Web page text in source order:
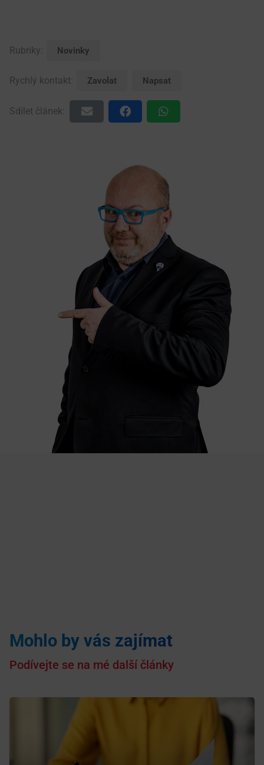
Rubriky: Novinky
Rychlý kontakt: Zavolat Napsat
Sdílet článek:
Mohlo by vás zajímat
Podívejte se na mé další články